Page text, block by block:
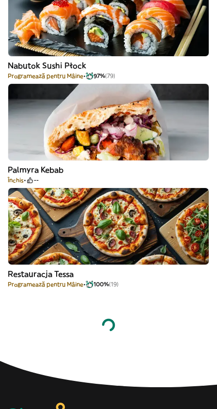
Nabutok Sushi Płock
Programează pentru Mâine 97%(79)
Palmyra Kebab
Închis --
Restauracja Tessa
Programează pentru Mâine 100%(19)